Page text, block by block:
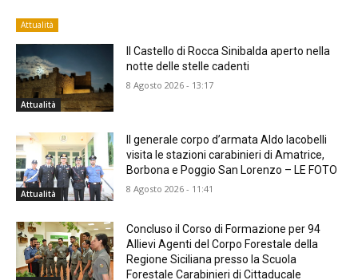
Attualità
Attualità
Il Castello di Rocca Sinibalda aperto nella
notte delle stelle cadenti
8 Agosto 2026 - 13:17
Attualità
Il generale corpo d’armata Aldo Iacobelli
visita le stazioni carabinieri di Amatrice,
Borbona e Poggio San Lorenzo – LE FOTO
8 Agosto 2026 - 11:41
Concluso il Corso di Formazione per 94
Allievi Agenti del Corpo Forestale della
Regione Siciliana presso la Scuola
Forestale Carabinieri di Cittaducale